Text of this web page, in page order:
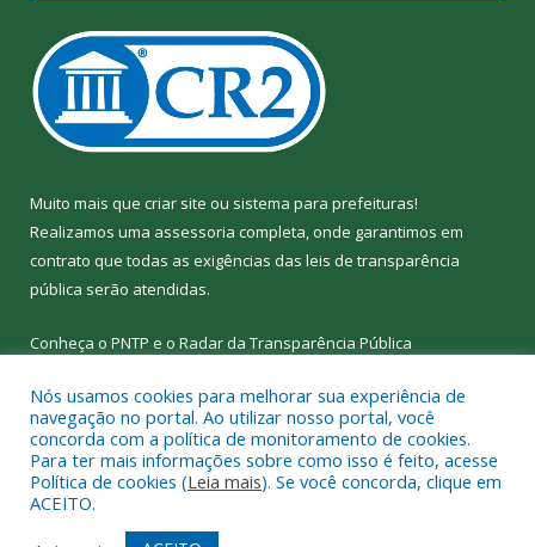
Muito mais que criar site ou sistema para prefeituras!
Realizamos uma assessoria completa, onde garantimos em
contrato que todas as exigências das leis de transparência
pública serão atendidas.
Conheça o PNTP e o Radar da Transparência Pública
Todos os direitos reservados a Câmara Municipal de Nova
Ipixuna.
Nós usamos cookies para melhorar sua experiência de
navegação no portal. Ao utilizar nosso portal, você
concorda com a política de monitoramento de cookies.
Para ter mais informações sobre como isso é feito, acesse
Política de cookies (Leia mais). Se você concorda, clique em
ACEITO.